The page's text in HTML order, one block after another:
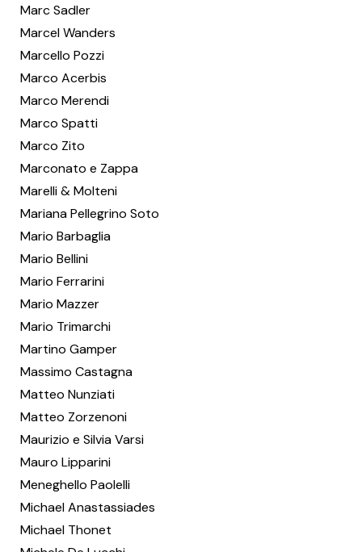
Marc Sadler
Marcel Wanders
Marcello Pozzi
Marco Acerbis
Marco Merendi
Marco Spatti
Marco Zito
Marconato e Zappa
Marelli & Molteni
Mariana Pellegrino Soto
Mario Barbaglia
Mario Bellini
Mario Ferrarini
Mario Mazzer
Mario Trimarchi
Martino Gamper
Massimo Castagna
Matteo Nunziati
Matteo Zorzenoni
Maurizio e Silvia Varsi
Mauro Lipparini
Meneghello Paolelli
Michael Anastassiades
Michael Thonet